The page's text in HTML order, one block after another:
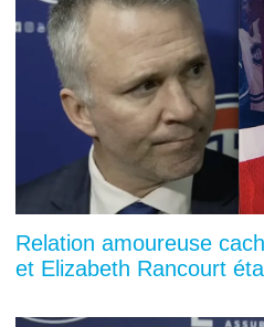
Relation amoureuse
et Elizabeth Rancourt